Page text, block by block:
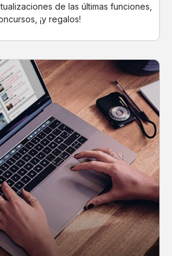
de las últimas funciones,
¡y regalos!